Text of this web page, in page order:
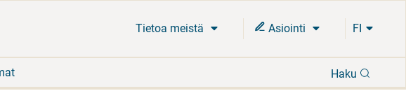
Tietoa meistä Asiointi FI
Haku